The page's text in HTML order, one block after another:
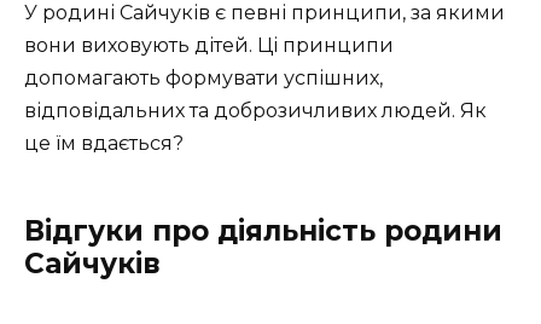
У родині Сайчуків є певні принципи, за якими
вони виховують дітей. Ці принципи
допомагають формувати успішних,
відповідальних та доброзичливих людей. Як
це їм вдається?
Відгуки про діяльність родини
Сайчуків